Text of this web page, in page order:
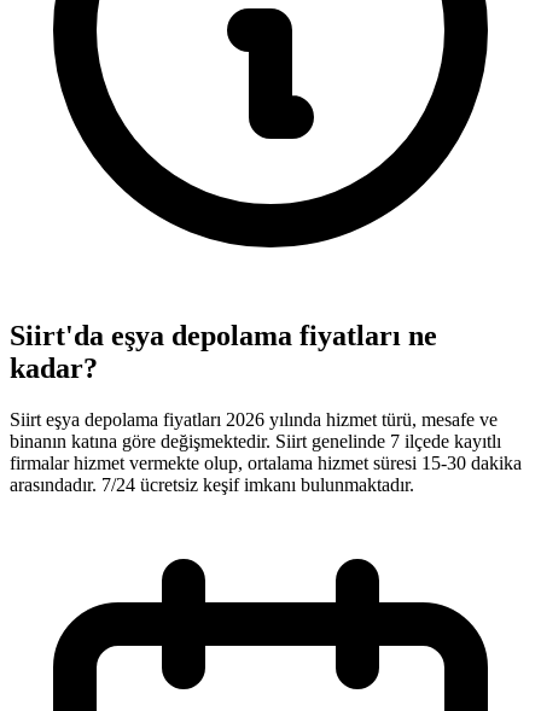
Siirt'da eşya depolama fiyatları ne
kadar?
Siirt eşya depolama fiyatları 2026 yılında hizmet türü, mesafe ve
binanın katına göre değişmektedir. Siirt genelinde 7 ilçede kayıtlı
firmalar hizmet vermekte olup, ortalama hizmet süresi 15-30 dakika
arasındadır. 7/24 ücretsiz keşif imkanı bulunmaktadır.